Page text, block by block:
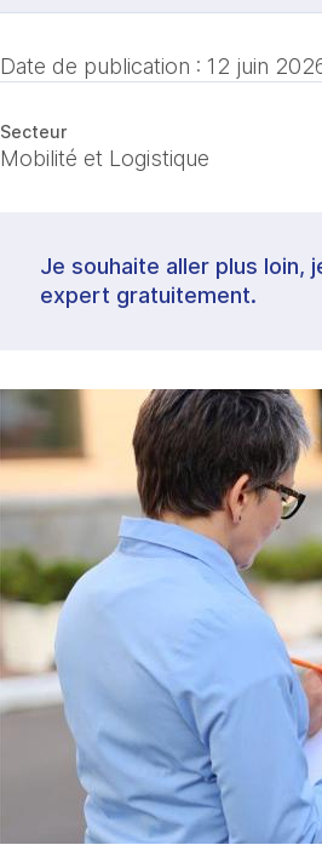
Date de publication : 12 juin
Secteur
Mobilité et Logistique
Je souhaite aller plus loin,
expert gratuitement.